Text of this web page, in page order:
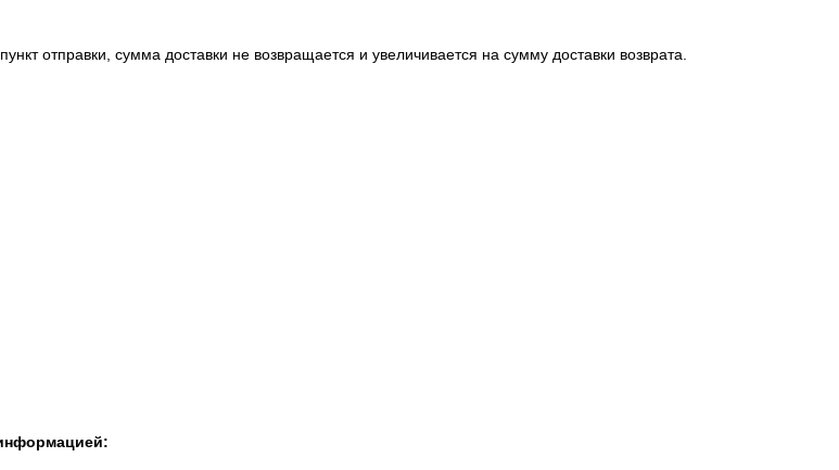
отправки, сумма доставки не возвращается и увеличивается на сумму доставки возврата.